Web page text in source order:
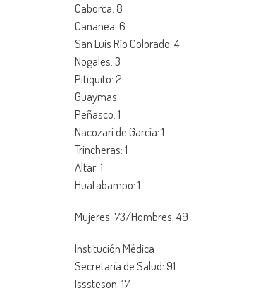
Caborca: 8
Cananea: 6
San Luis Río Colorado: 4
Nogales: 3
Pitiquito: 2
Guaymas:
Peñasco: 1
Nacozari de García: 1
Trincheras: 1
Altar: 1
Huatabampo: 1
Mujeres: 73/Hombres: 49
Institución Médica
Secretaría de Salud: 91
Isssteson: 17